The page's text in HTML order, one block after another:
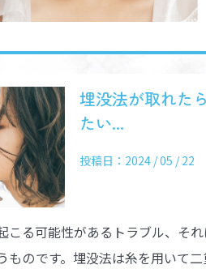
埋没法が取れた
たい...
投稿日：2024 / 05 / 22
こる可能性があるトラブル、そ
ものです。埋没法は糸を用いて